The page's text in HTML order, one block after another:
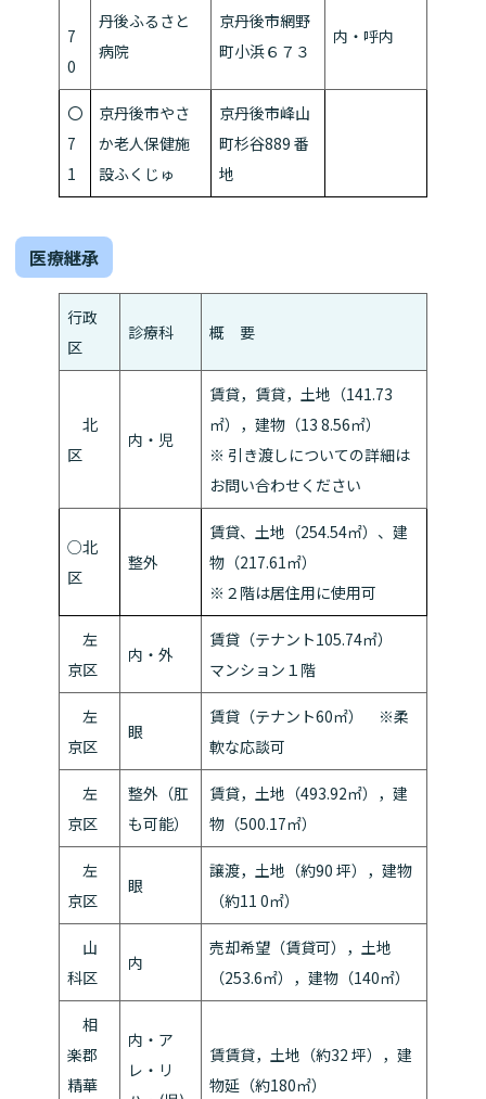
7
0
丹後ふるさと
病院
京丹後市網野
町小浜６７３
内・呼内
〇
7
1
京丹後市やさ
か老人保健施
設ふくじゅ
京丹後市峰山
町杉谷889 番
地
医療継承
行政
区
診療科 概 要
北
区
内・児
賃貸，賃貸，土地（141.73
㎡），建物（13 8.56㎡）
※ 引き渡しについての詳細は
お問い合わせください
○北
区
整外
賃貸、土地（254.54㎡）、建
物（217.61㎡）
※２階は居住用に使用可
左
京区
内・外
賃貸（テナント105.74㎡）
マンション１階
左
京区
眼
賃貸（テナント60㎡） ※柔
軟な応談可
左
京区
整外（肛
も可能）
賃貸，土地（493.92㎡），建
物（500.17㎡）
左
京区
眼
譲渡，土地（約90 坪），建物
（約11 0㎡）
山
科区
内
売却希望（賃貸可），土地
（253.6㎡），建物（140㎡）
相
楽郡
精華
内・ア
レ・リ
賃賃貸，土地（約32 坪），建
物延（約180㎡）